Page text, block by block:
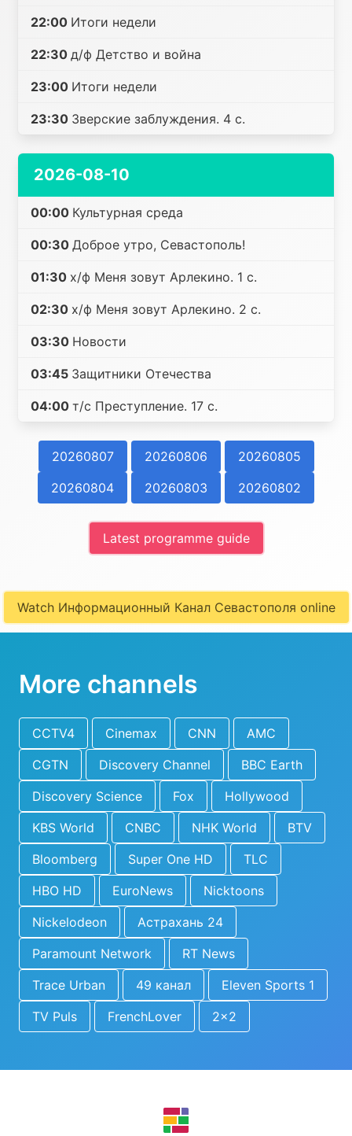
22:00 Итоги недели
22:30 д/ф Детство и война
23:00 Итоги недели
23:30 Зверские заблуждения. 4 с.
2026-08-10
00:00 Культурная среда
00:30 Доброе утро, Севастополь!
01:30 х/ф Меня зовут Арлекино. 1 с.
02:30 х/ф Меня зовут Арлекино. 2 с.
03:30 Новости
03:45 Защитники Отечества
04:00 т/с Преступление. 17 с.
20260807 20260806
20260805
20260804
20260803 20260802
Latest programme guide
Watch Информационный Канал Севастополя online
More channels
CCTV4 Cinemax CNN
AMC
CGTN
Discovery Channel
BBC Earth
Discovery Science
Fox
Hollywood
KBS World
CNBC NHK World
BTV
Bloomberg
Super One HD
TLC
HBO HD
EuroNews
Nicktoons
Nickelodeon
Астрахань 24
Paramount Network
RT News
Trace Urban
49 канал
Eleven Sports 1
TV Puls
FrenchLover 2x2